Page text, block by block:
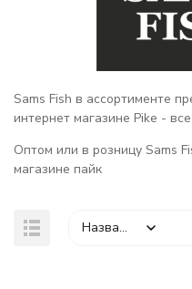
Sams Fish в ассортименте
интернет магазине Pike -
Оптом или в розницу Sams
магазине пайк
Название